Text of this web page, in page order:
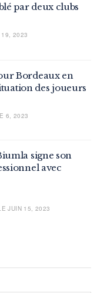
par deux clubs
19, 2023
Bordeaux en
des joueurs
6, 2023
signe son
avec
JUIN 15, 2023